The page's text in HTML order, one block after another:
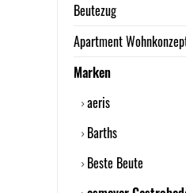
Beutezug
Apartment
Marken
aeris
Barths
Beste Beute